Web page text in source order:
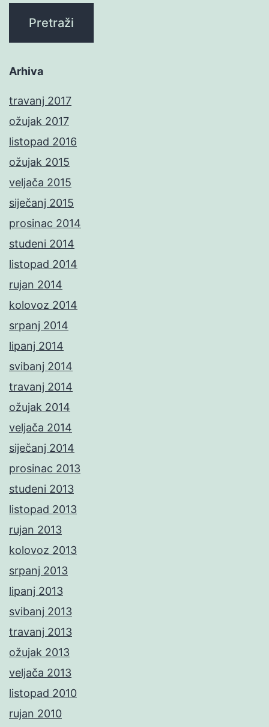
Arhiva
travanj 2017
ožujak 2017
listopad 2016
ožujak 2015
veljača 2015
siječanj 2015
prosinac 2014
studeni 2014
listopad 2014
rujan 2014
kolovoz 2014
srpanj 2014
lipanj 2014
svibanj 2014
travanj 2014
ožujak 2014
veljača 2014
siječanj 2014
prosinac 2013
studeni 2013
listopad 2013
rujan 2013
kolovoz 2013
srpanj 2013
lipanj 2013
svibanj 2013
travanj 2013
ožujak 2013
veljača 2013
listopad 2010
rujan 2010